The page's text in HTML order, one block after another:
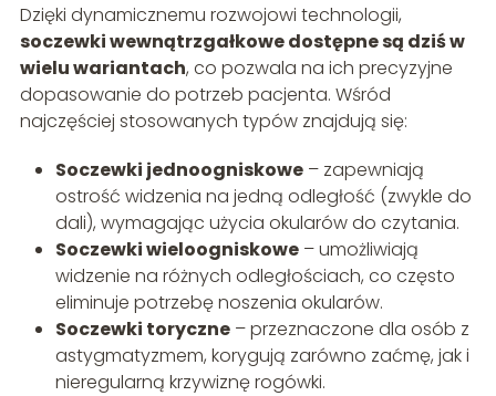
Dzięki dynamicznemu rozwojowi technologii,
soczewki wewnątrzgałkowe dostępne są dziś w
wielu wariantach, co pozwala na ich precyzyjne
dopasowanie do potrzeb pacjenta. Wśród
najczęściej stosowanych typów znajdują się:
Soczewki jednoogniskowe– zapewniają
ostrość widzenia na jedną odległość (zwykle do
dali), wymagając użycia okularów do czytania.
Soczewki wieloogniskowe– umożliwiają
widzenie na różnych odległościach, co często
eliminuje potrzebę noszenia okularów.
Soczewki toryczne– przeznaczone dla osób z
astygmatyzmem, korygują zarówno zaćmę, jak i
nieregularną krzywiznę rogówki.